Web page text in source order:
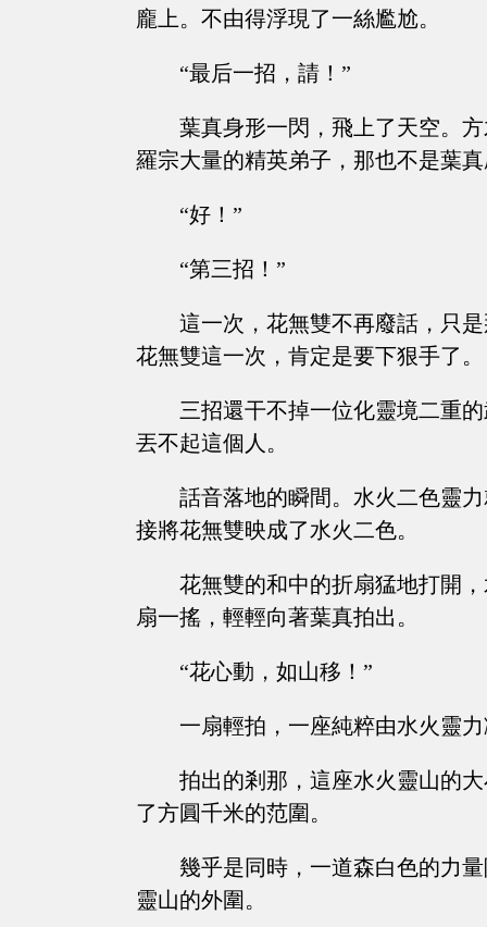
龐上。不由得浮現了一絲尷尬。
“最后一招，請！”
葉真身形一閃，飛上了天空。
羅宗大量的精英弟子，那也不是葉
“好！”
“第三招！”
這一次，花無雙不再廢話，只
花無雙這一次，肯定是要下狠手了。
三招還干不掉一位化靈境二重
丟不起這個人。
話音落地的瞬間。水火二色靈
接將花無雙映成了水火二色。
花無雙的和中的折扇猛地打開
扇一搖，輕輕向著葉真拍出。
“花心動，如山移！”
一扇輕拍，一座純粹由水火靈
拍出的剎那，這座水火靈山的
了方圓千米的范圍。
幾乎是同時，一道森白色的力
靈山的外圍。